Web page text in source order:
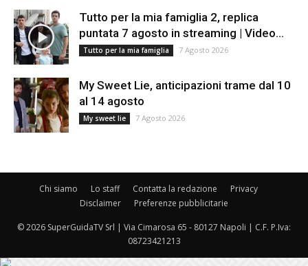
Tutto per la mia famiglia 2, replica
puntata 7 agosto in streaming | Video...
Tutto per la mia famiglia 7 Agosto 2026
My Sweet Lie, anticipazioni trame dal 10
al 14 agosto
My sweet lie 7 Agosto 2026
Chi siamo Lo staff Contatta la redazione
Privacy
Disclaimer
Preferenze pubblicitarie
© 2026 SuperGuidaTV Srl | Via Cimarosa 65 - 80127 Napoli | C.F. P.Iva:
08723421213